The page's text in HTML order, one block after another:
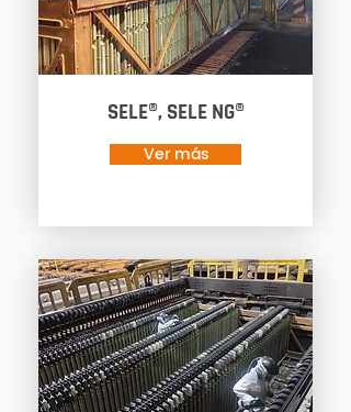
SELE®, SELE NG®
Ver más